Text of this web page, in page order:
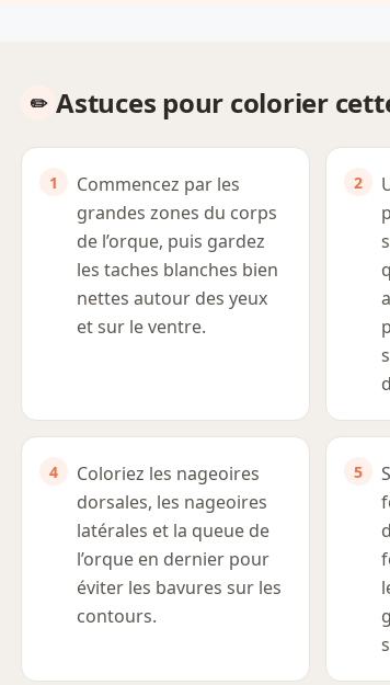
Astuces pour colorier
Commencez par les
grandes zones du corps
de l’orque, puis gardez
les taches blanches bien
nettes autour des yeux
et sur le ventre.
Coloriez les nageoires
dorsales, les nageoires
latérales et la queue de
l’orque en dernier pour
éviter les bavures sur les
contours.